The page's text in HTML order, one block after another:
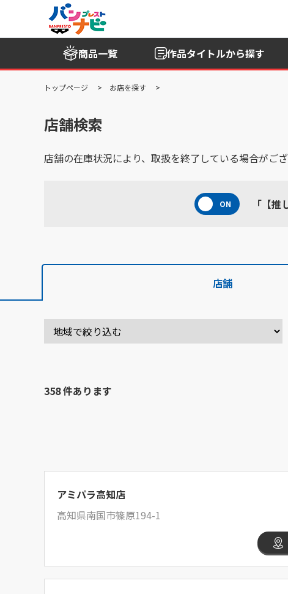
商品一覧 作品タイトルから探す
トップページ お店を探す
店舗検索
店舗の在庫状況により、取扱を終了している場合がご
「【
店舗
358 件あります
アミパラ高知店
高知県南国市篠原194-1